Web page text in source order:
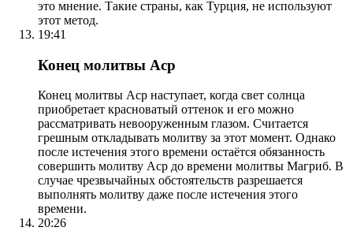
это мнение. Такие страны, как Турция, не используют
этот метод.
19:41
Конец молитвы Аср
Конец молитвы Аср наступает, когда свет солнца
приобретает красноватый оттенок и его можно
рассматривать невооруженным глазом. Считается
грешным откладывать молитву за этот момент. Однако
после истечения этого времени остаётся обязанность
совершить молитву Аср до времени молитвы Магриб. В
случае чрезвычайных обстоятельств разрешается
выполнять молитву даже после истечения этого
времени.
20:26